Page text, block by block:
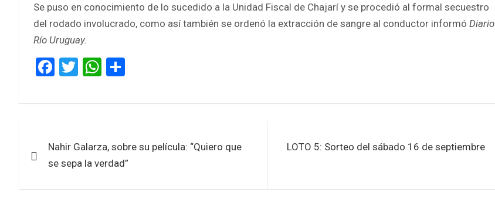
Se puso en conocimiento de lo sucedido a la Unidad Fiscal de Chajarí y se procedió al formal secuestro
del rodado involucrado, como así también se ordenó la extracción de sangre al conductor informó Diario
Río Uruguay.
F
ce
o
o
T
tt
W
at
A
p
ar
de
Nahir Galarza, sobre su película: “Quiero que
se sepa la verdad”
LOTO 5: Sorteo del sábado 16 de septiembre